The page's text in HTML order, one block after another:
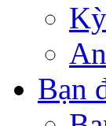
Bạn